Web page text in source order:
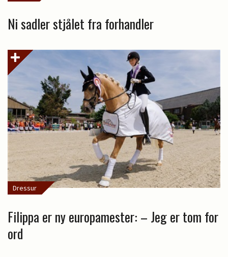
Ni sadler stjålet fra forhandler
Dressur
Filippa er ny europamester: – Jeg er tom for
ord